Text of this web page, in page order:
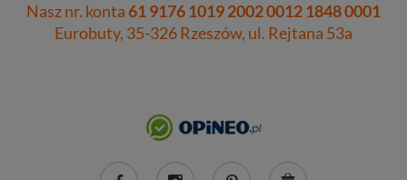
Nasz nr. konta61 9176 1019 2002 0012 1848 0001
Eurobuty, 35-326 Rzeszów, ul. Rejtana 53a